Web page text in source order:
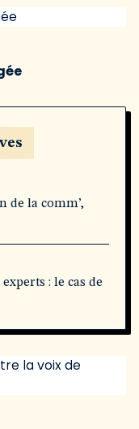
de la comm’,
: le cas de